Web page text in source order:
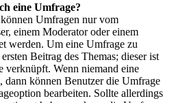
eine Umfrage?
Umfragen nur vom
einem Moderator oder einem
werden. Um eine Umfrage zu
Beitrag des Themas; dieser ist
verknüpft. Wenn niemand eine
dann können Benutzer die Umfrage
bearbeiten. Sollte allerdings